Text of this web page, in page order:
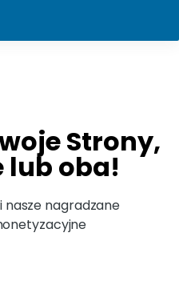
Strony,
lub oba!
nasze nagradzane